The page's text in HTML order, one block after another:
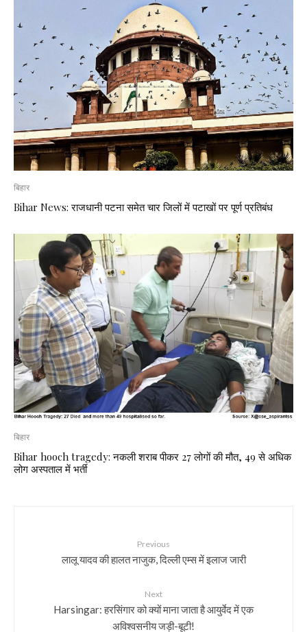
बिहार
Bihar News: राजधानी पटना समेत चार जिलों में पटाखों पर पूर्ण प्रतिबंध
बिहार
Bihar hooch tragedy: नकली शराब पीकर 27 लोगों की मौत, 49 से अधिक
लोग अस्पताल में भर्ती
Previous
लालू यादव की हालत नाजुक, दिल्ली एम्स में इलाज जारी
Next
Harsingar: हरसिंगार को क्यों माना जाता है आयुर्वेद में एक
अविश्वसनीय जड़ी-बूटी!